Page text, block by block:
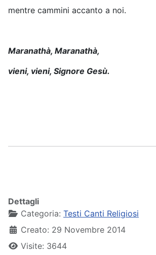
mentre cammini accanto a noi.
Maranathà, Maranathà,
vieni, vieni, Signore Gesù.
Dettagli
Categoria: Testi Canti Religiosi
Creato: 29 Novembre 2014
Visite: 3644